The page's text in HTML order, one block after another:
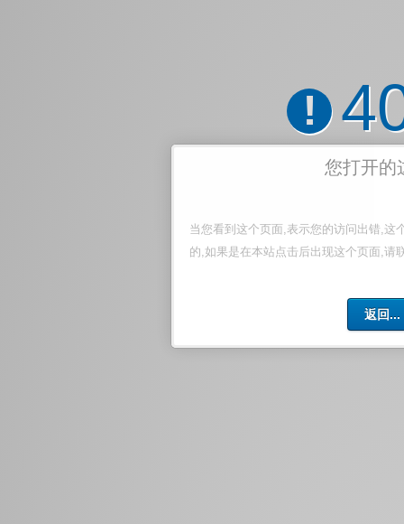
!
您打开的
当您看到这个页面,表示您的访问出错,这
的,如果是在本站点击后出现这个页面,请
返回...